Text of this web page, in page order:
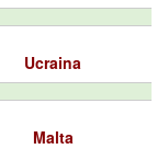
Ucraina
Malta